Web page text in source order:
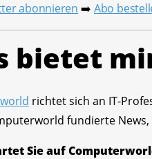
abonnieren ➡️ Abo
bietet
richtet sich an IT-
fundierte
Sie auf